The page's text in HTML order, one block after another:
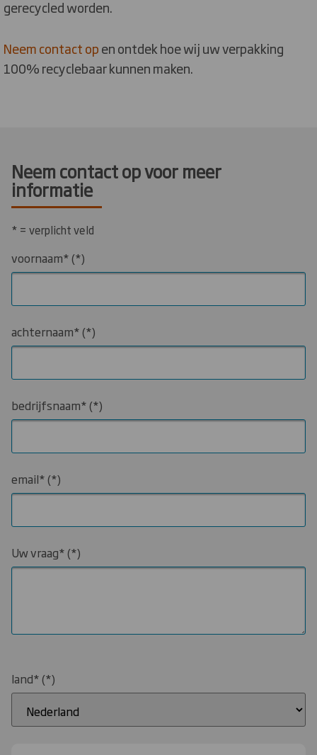
gerecycled worden.
Neem contact open ontdek hoe wij uw verpakking
100% recyclebaar kunnen maken.
Neem contact op voor meer
informatie
* = verplicht veld
voornaam*
achternaam*
bedrijfsnaam*
email*
Uw vraag*
land*